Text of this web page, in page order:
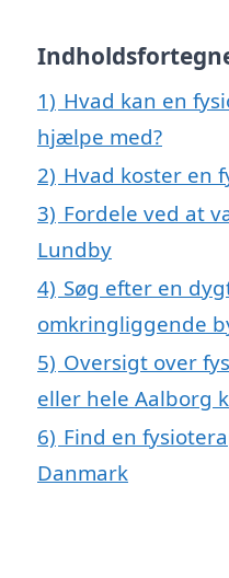
1) Hvad kan en
hjælpe med?
2) Hvad koster en
3) Fordele ved at
Lundby
4) Søg efter en
omkringliggende
5) Oversigt over
eller hele Aalborg
6) Find en
Danmark